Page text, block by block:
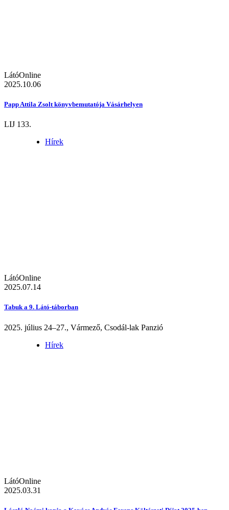
LátóOnline
2025.10.06
Papp Attila Zsolt könyvbemutatója Vásárhelyen
LIJ 133.
Hírek
LátóOnline
2025.07.14
Tabuk a 9. Látó-táborban
2025. július 24–27., Vármező, Csodál-lak Panzió
Hírek
LátóOnline
2025.03.31